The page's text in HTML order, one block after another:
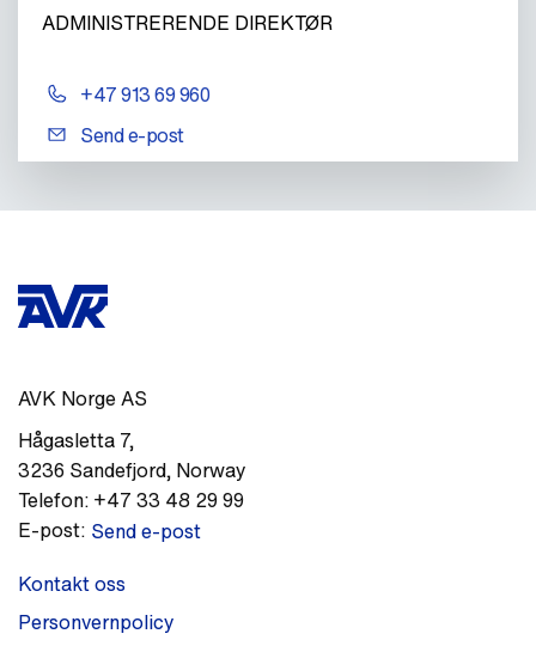
ADMINISTRERENDE DIREKTØR
+47 913 69 960
Send e-post
AVK Norge AS
Hågasletta 7,
3236 Sandefjord, Norway
Telefon: +47 33 48 29 99
E-post: Send e-post
Kontakt oss
Personvernpolicy